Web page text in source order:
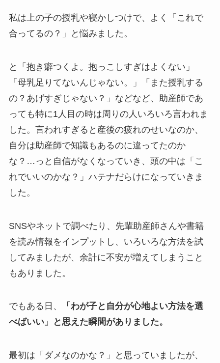
私は上の子の授乳や寝かしつけで、よく「これで
合ってるの？」と悩みました。
と「抱き癖つくよ。抱っこしすぎはよくない」
「母乳足りてないんじゃない。」「また授乳する
の？あげすぎじゃない？」などなど、助産師であ
っても特に1人目の時は周りの人いろいろ言われま
した。言われすぎると産後の疲れのせいなのか、
自分は助産師で知識もあるのに違ってたのか
な？…っと自信がなくなっていき、頭の中は「こ
れでいいのかな？」ハテナだらけになっていきま
した。
SNSやネットで調べたり、先輩助産師さんや書籍
を読み情報をインプットし、いろいろな方法を試
してみましたが、余計に不安が増えてしまうこと
もありました。
でもある日、
「わが子と自分が心地よい方法を選
べばいい」と思えた瞬間がありました。
最初は「ダメなのかな？」と思っていましたが、